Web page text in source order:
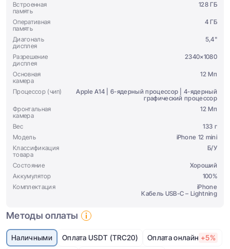
Встроенная
память
128 ГБ
Оперативная
память
4 ГБ
Диагональ
дисплея
5,4"
Разрешение
дисплея
2340×1080
Основная
камера
12 Мп
Процессор (чип)
Apple A14 | 6-ядерный процессор | 4-ядерный
графический процессор
Фронтальная
камера
12 Мп
Вес
133 г
Модель
iPhone 12 mini
Классификация
товара
Б/У
Состояние
Хороший
Аккумулятор
100%
Комплектация
iPhone
Кабель USB-C – Lightning
Методы оплаты
Наличными Оплата USDT (TRC20) Оплата онлайн +5%